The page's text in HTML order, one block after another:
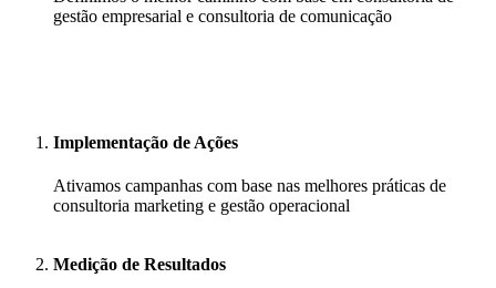
gestão empresarial e consultoria de comunicação
Implementação de Ações
Ativamos campanhas com base nas melhores práticas de
consultoria marketing e gestão operacional
Medição de Resultados